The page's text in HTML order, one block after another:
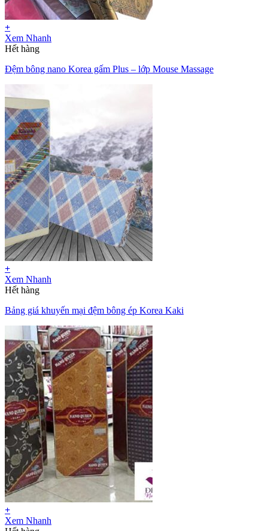
+
Xem Nhanh
Hết hàng
Đệm bông nano Korea gấm Plus – lớp Mouse Massage
+
Xem Nhanh
Hết hàng
Bảng giá khuyến mại đệm bông ép Korea Kaki
+
Xem Nhanh